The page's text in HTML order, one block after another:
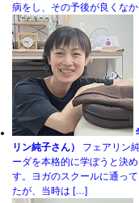
病をし、その予後が良くな
リン純子さん）
フェアリン
ーダを本格的に学ぼうと決
す。ヨガのスクールに通っ
たが、当時は […]